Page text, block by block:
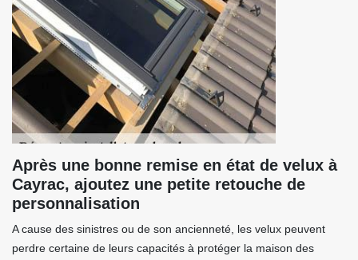
Après une bonne remise en état de velux à
Cayrac, ajoutez une petite retouche de
personnalisation
A cause des sinistres ou de son ancienneté, les velux peuvent
perdre certaine de leurs capacités à protéger la maison des